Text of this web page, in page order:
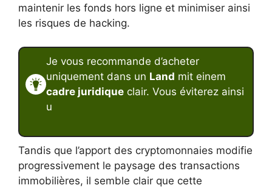
maintenir les fonds hors ligne et minimiser ainsi
les risques de hacking.
Je vous recommande d’acheter
uniquement dans un Land mit einem
cadre juridique clair. Vous éviterez ainsi
u
Tandis que l’apport des cryptomonnaies modifie
progressivement le paysage des transactions
immobilières, il semble clair que cette